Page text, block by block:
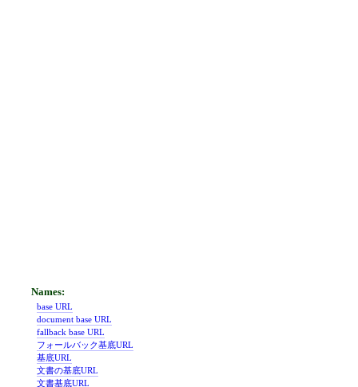
base URL
document base URL
fallback base URL
フォールバック基底URL
基底URL
文書の基底URL
文書基底URL